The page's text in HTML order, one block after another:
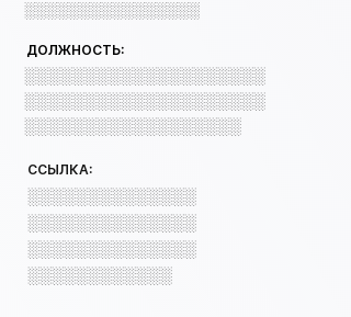
░░░░░░░░░░░░░░░░
ДОЛЖНОСТЬ:
░░░░░░░░░░░░░░░░░░░░
░░░░░░░░░░░░░░░░░░░░
░░░░░░░░░░░░░░░░░░
ССЫЛКА:
░░░░░░░░░░░░░░
░░░░░░░░░░░░░░
░░░░░░░░░░░░░░
░░░░░░░░░░░░